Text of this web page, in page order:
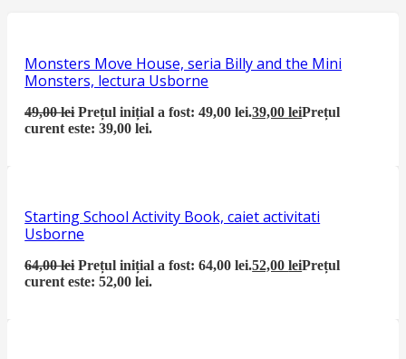
Monsters Move House, seria Billy and the Mini
Monsters, lectura Usborne
49,00lei Prețul inițial a fost: 49,00 lei.39,00leiPrețul
curent este: 39,00 lei.
Starting School Activity Book, caiet activitati
Usborne
64,00lei Prețul inițial a fost: 64,00 lei.52,00leiPrețul
curent este: 52,00 lei.